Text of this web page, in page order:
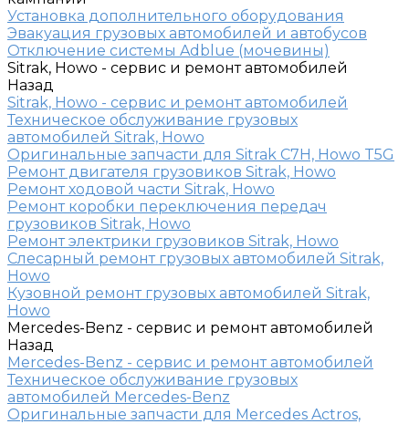
Установка дополнительного оборудования
Эвакуация грузовых автомобилей и автобусов
Отключение системы Adblue (мочевины)
Sitrak, Howo - сервис и ремонт автомобилей
Назад
Sitrak, Howo - сервис и ремонт автомобилей
Техническое обслуживание грузовых
автомобилей Sitrak, Howo
Оригинальные запчасти для Sitrak C7H, Howo T5G
Ремонт двигателя грузовиков Sitrak, Howo
Ремонт ходовой части Sitrak, Howo
Ремонт коробки переключения передач
грузовиков Sitrak, Howo
Ремонт электрики грузовиков Sitrak, Howo
Слесарный ремонт грузовых автомобилей Sitrak,
Howo
Кузовной ремонт грузовых автомобилей Sitrak,
Howo
Mercedes-Benz - сервис и ремонт автомобилей
Назад
Mercedes-Benz - сервис и ремонт автомобилей
Техническое обслуживание грузовых
автомобилей Mercedes-Benz
Оригинальные запчасти для Mercedes Actros,